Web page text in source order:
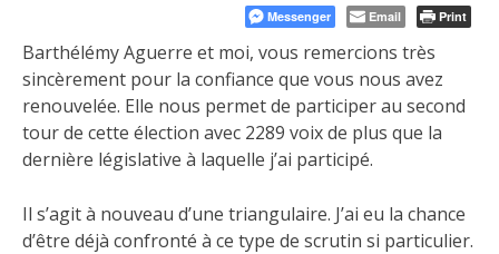
Messenger Email Print
Barthélémy Aguerre et moi, vous remercions très
sincèrement pour la confiance que vous nous avez
renouvelée. Elle nous permet de participer au second
tour de cette élection avec 2289 voix de plus que la
dernière législative à laquelle j’ai participé.
Il s’agit à nouveau d’une triangulaire. J’ai eu la chance
d’être déjà confronté à ce type de scrutin si particulier.